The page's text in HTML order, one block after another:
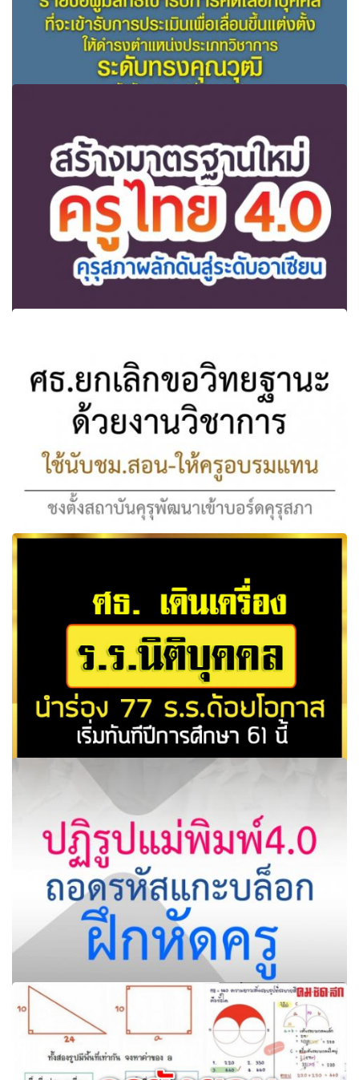
รับการประเมินเพื่อเลื่อนขึ้น
ซึ่งเน้นเรื่องคุณภาพของครูตั้งแต่ต้นน้ำ
ศธ.ยกเลิกขอวิทยฐานะด้วยงานวิชาการ ใช้นับชม.สอน-ให้ครู
ศธ. เดินเครื่องร.ร.นิติบุคคล นำร่อง 77 ร.ร.ด้อยโอกาส เริ่มทันที
ปีการศึกษา 61 นี้
ปฏิรูปแม่พิมพ์4.0 ถอดรหัสแกะบล็อกฝึกหัดครู ให้เกิดความต่อ
เนื่องและมีคุณภาพ